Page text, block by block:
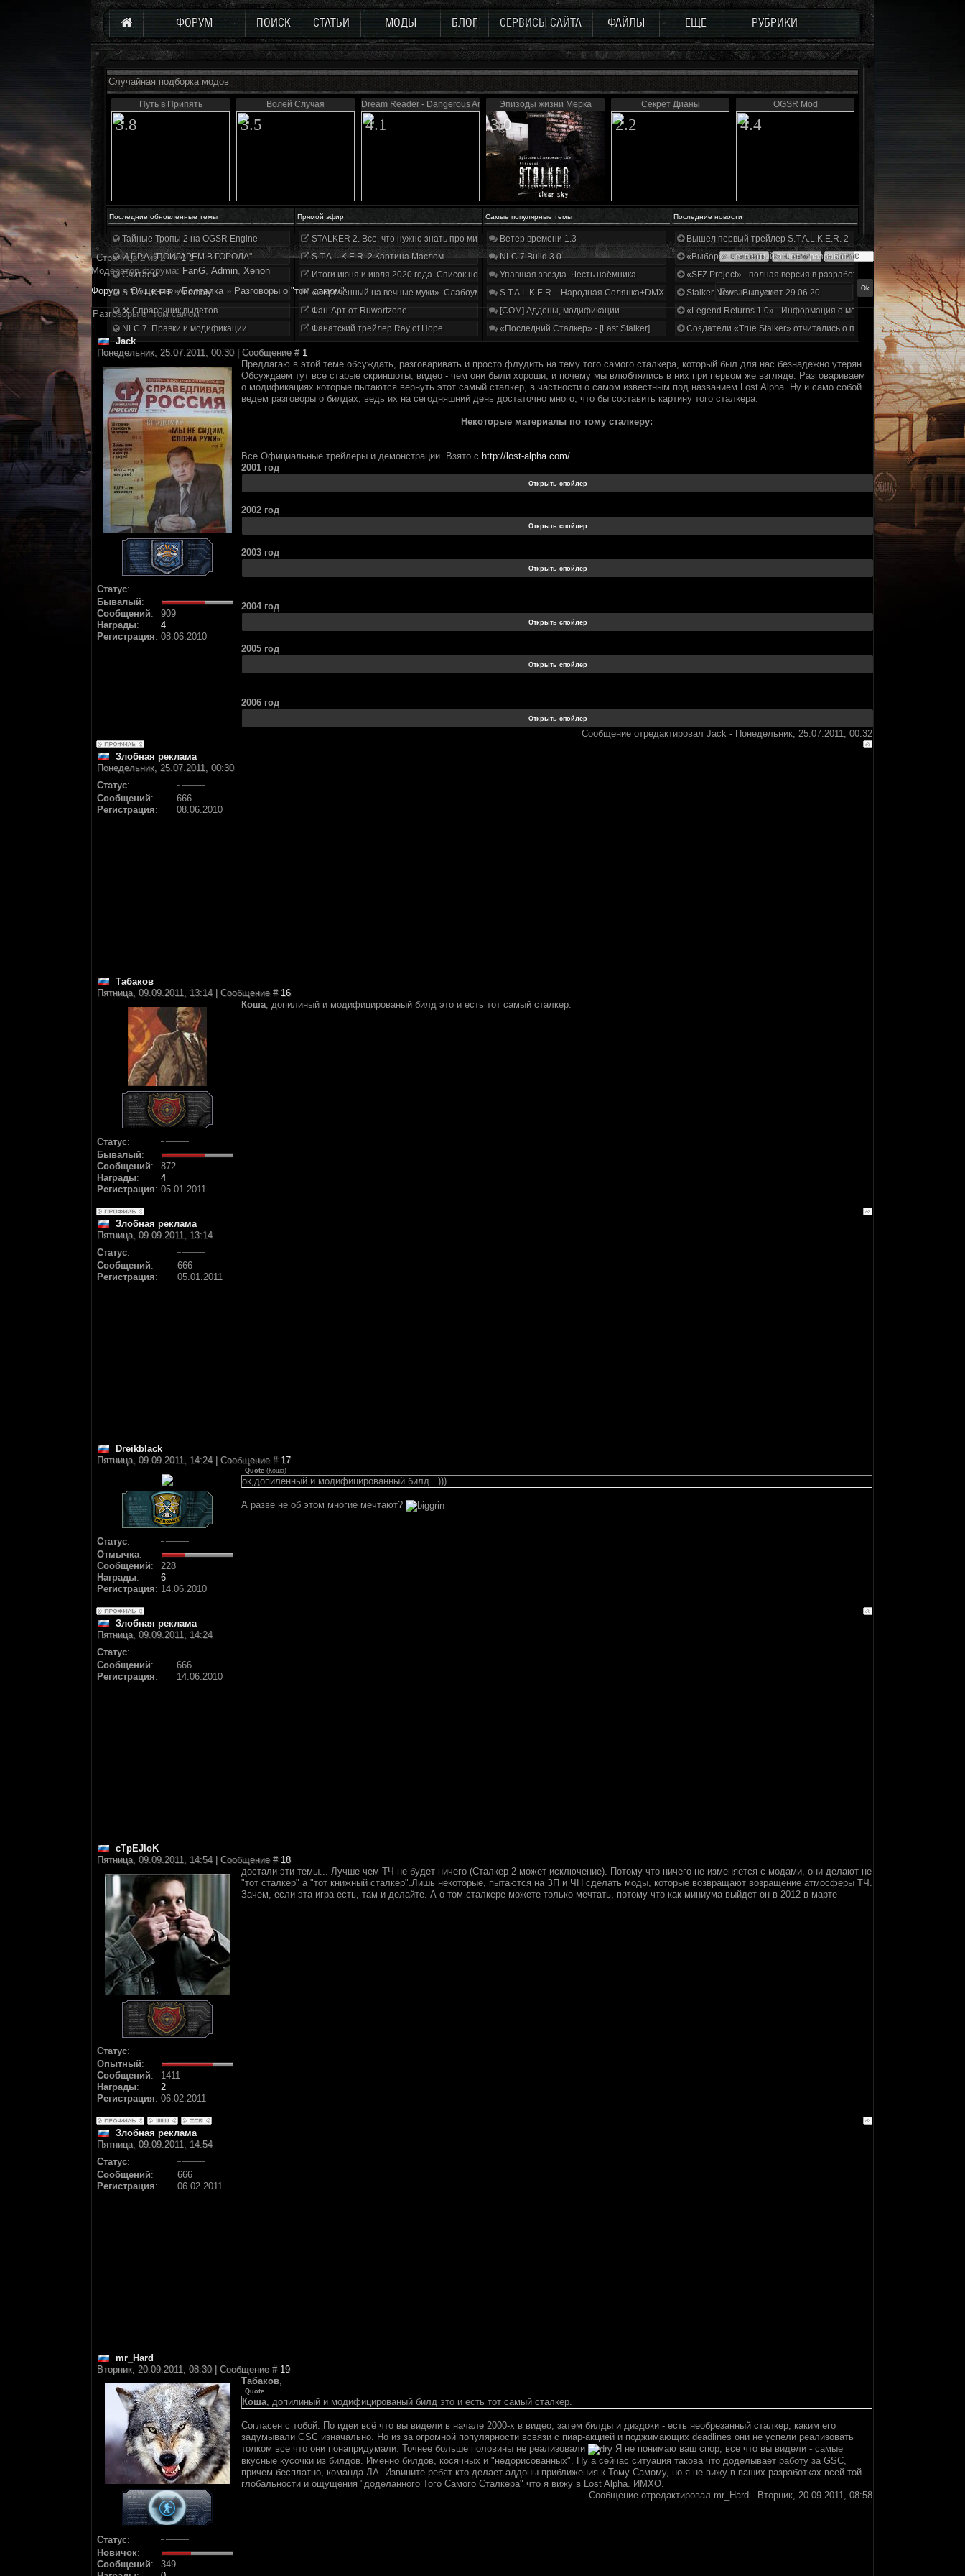
ФОРУМ ПОИСК СТАТЬИ МОДЫ БЛОГ СЕРВИСЫ САЙТА ФАЙЛЫ ЕЩЕ РУБРИКИ
Случайная подборка модов
Путь в Припять
3.8
Волей Случая
3.5
Dream Reader - Dangerous Area
4.1
Эпизоды жизни Мерка
3.0
Секрет Дианы
2.2
OGSR Mod
4.4
Последние обновленные темы Прямой эфир Самые популярные темы Последние новости
Тайные Тропы 2 на OGSR Engine
И.Г.Р.А. "ПОИГАРЕМ В ГОРОДА"
Считаем
S.T.A.L.K.E.R. Anomaly
⚒ Справочник вылетов
NLC 7. Правки и модификации
STALKER 2. Все, что нужно знать про мир, геймплей и сюжет | Разбор трейлера
S.T.A.L.K.E.R. 2 Картина Маслом
Итоги июня и июля 2020 года. Список нововведений
«Обречённый на вечные муки». Слабоумие и отвага
Фан-Арт от Ruwartzone
Фанатский трейлер Ray of Hope
Ветер времени 1.3
NLC 7 Build 3.0
Упавшая звезда. Честь наёмника
S.T.A.L.K.E.R. - Народная Солянка+DMX 1.3.5.ООП.МА.К.
[COM] Аддоны, модификации.
«Последний Сталкер» - [Last Stalker]
Вышел первый трейлер S.T.A.L.K.E.R. 2
«Выбор» - четвертый отчет о разработке!
«SFZ Project» - полная версия в разработке!
Stalker News. Выпуск от 29.06.20
«Legend Returns 1.0» - Информация о моде за июнь 2020
Создатели «True Stalker» отчитались о проделанной работе
Страница2из2 « 1 2
Модератор форума: FanG, Аdmin, Xenon
Форум » Общение » Болталка » Разговоры о "том самом"
Разговоры о "том самом"
Jack
Понедельник, 25.07.2011, 00:30 | Сообщение # 1
Статус:
Бывалый:
Сообщений:
909
Награды:
4
Регистрация: 08.06.2010
Предлагаю в этой теме обсуждать, разговаривать и просто флудить на тему того самого сталкера, который был для нас безнадежно утерян.
Обсуждаем тут все старые скриншоты, видео - чем они были хороши, и почему мы влюблялись в них при первом же взгляде. Разговариваем
о модификациях которые пытаются вернуть этот самый сталкер, в частности о самом известным под названием Lost Alpha. Ну и само собой
ведем разговоры о билдах, ведь их на сегодняшний день достаточно много, что бы составить картину того сталкера.
Некоторые материалы по тому сталкеру:
Все Официальные трейлеры и демонстрации. Взято с http://lost-alpha.com/
2001 год
2002 год
2003 год
2004 год
2005 год
2006 год
Сообщение отредактировал Jack - Понедельник, 25.07.2011, 00:32
Злобная реклама
Понедельник, 25.07.2011, 00:30
Статус:
Сообщений:
666
Регистрация: 08.06.2010
Табаков
Пятница, 09.09.2011, 13:14 | Сообщение # 16
Статус:
Бывалый:
Сообщений:
872
Награды:
4
Регистрация: 05.01.2011
Коша, допилиный и модифицированый билд это и есть тот самый сталкер.
Злобная реклама
Пятница, 09.09.2011, 13:14
Статус:
Сообщений:
666
Регистрация: 05.01.2011
Dreikblack
Пятница, 09.09.2011, 14:24 | Сообщение # 17
Статус:
Отмычка:
Сообщений:
228
Награды:
6
Регистрация: 14.06.2010
Quote (Коша)
ок,допиленный и модифицированный билд...)))
А разве не об этом многие мечтают?
Злобная реклама
Пятница, 09.09.2011, 14:24
Статус:
Сообщений:
666
Регистрация: 14.06.2010
cTpEJIoK
Пятница, 09.09.2011, 14:54 | Сообщение # 18
Статус:
Опытный:
Сообщений:
1411
Награды:
2
Регистрация: 06.02.2011
достали эти темы... Лучше чем ТЧ не будет ничего (Сталкер 2 может исключение). Потому что ничего не изменяется с модами, они делают не
"тот сталкер" а "тот книжный сталкер".Лишь некоторые, пытаются на ЗП и ЧН сделать моды, которые возвращают возращение атмосферы ТЧ.
Зачем, если эта игра есть, там и делайте. А о том сталкере можете только мечтать, потому что как миниума выйдет он в 2012 в марте
Злобная реклама
Пятница, 09.09.2011, 14:54
Статус:
Сообщений:
666
Регистрация: 06.02.2011
mr_Hard
Вторник, 20.09.2011, 08:30 | Сообщение # 19
Статус:
Новичок:
Сообщений:
349
Табаков,
Quote
Коша, допилиный и модифицированый билд это и есть тот самый сталкер.
Согласен с тобой. По идеи всё что вы видели в начале 2000-х в видео, затем билды и диздоки - есть необрезанный сталкер, каким его
задумывали GSC изначально. Но из за огромной популярности всвязи с пиар-акцией и поджимающих deadlines они не успели реализовать
толком все что они понапридумали. Точнее больше половины не реализовали
Я не понимаю ваш спор, все что вы видели - самые
вкусные кусочки из билдов. Именно билдов, косячных и "недорисованных". Ну а сейчас ситуация такова что доделывает работу за GSC,
причем бесплатно, команда ЛА. Извините ребят кто делает аддоны-приближения к Тому Самому, но я не вижу в ваших разработках всей той
глобальности и ощущения "доделанного Того Самого Сталкера" что я вижу в Lost Alpha. ИМХО.
Сообщение отредактировал mr_Hard - Вторник, 20.09.2011, 08:58